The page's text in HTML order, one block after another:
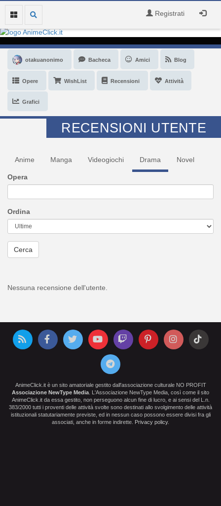
Registrati
otakuanonimo Bacheca Amici Blog
Opere WishList Recensioni Attività
Grafici
RECENSIONI UTENTE
Anime Manga Videogiochi Drama Novel
Opera
Ordina
Cerca
Nessuna recensione dell'utente.
AnimeClick.it è un sito amatoriale gestito dall'associazione culturale NO PROFIT
Associazione NewType Media . L'Associazione NewType Media, così come il sito
AnimeClick.it da essa gestito, non perseguono alcun fine di lucro, e ai sensi del L.n.
383/2000 tutti i proventi delle attività svolte sono destinati allo svolgimento delle attività
istituzionali statutariamente previste, ed in nessun caso possono essere divisi fra gli
associati, anche in forme indirette.
Privacy policy.